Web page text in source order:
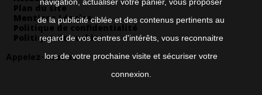
Plan du site
Mentions Légales
Politique de confidentialité
Politique de cookies
Appelez-nous au
de la publicité ciblée et des contenus pertinents au
regard de vos centres d'intérêts, vous reconnaitre
lors de votre prochaine visite et sécuriser votre
connexion.